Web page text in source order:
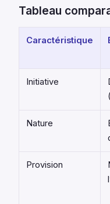
Tableau
Caractéristique
Initiative
Nature
Provision